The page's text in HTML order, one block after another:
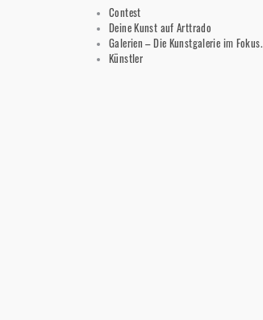
Contest
Deine Kunst auf Arttrado
Galerien – Die Kunstgalerie im Fokus.
Künstler